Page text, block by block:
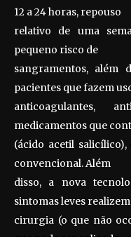
12 a 24 horas, repouso
relativo de uma
pequeno risco de
sangramentos, além
pacientes que fazem
anticoagulantes,
medicamentos que
(ácido acetil
convencional. Além
disso, a nova
sintomas leves
cirurgia (o que não